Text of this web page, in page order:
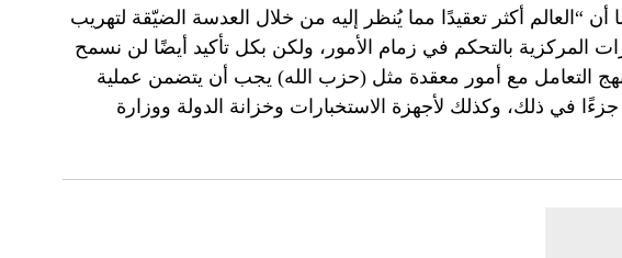
“العالم أكثر تعقيدًا مما يُنظر إليه من خلال العدسة الضيّقة لتهريب
المركزية بالتحكم في زمام الأمور، ولكن بكل تأكيد أيضًا لن نسمح
التعامل مع أمور معقدة مثل (حزب الله) يجب أن يتضمن عملية
في ذلك، وكذلك لأجهزة الاستخبارات وخزانة الدولة ووزارة